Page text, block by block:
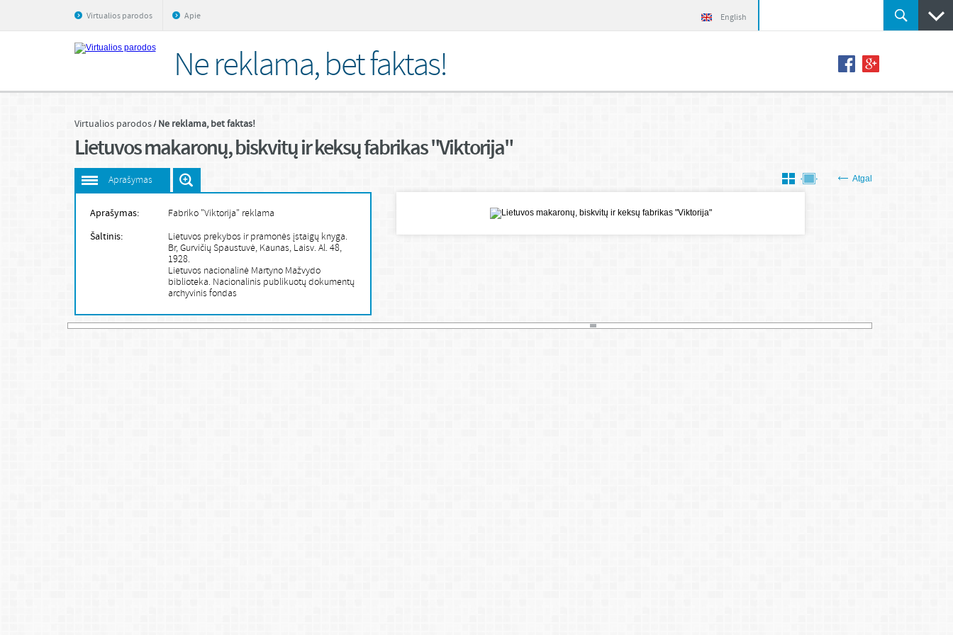
English
Virtualios parodos Apie
Ne reklama, bet faktas!
Virtualios parodos Ne reklama, bet faktas!
Lietuvos makaronų, biskvitų ir keksų fabrikas "Viktorija"
Aprašymas Atgal
Aprašymas: Fabriko "Viktorija" reklama
Šaltinis:
Lietuvos prekybos ir pramonės įstaigų knyga.
Br, Gurvičių Spaustuvė, Kaunas, Laisv. Al. 48,
1928.
Lietuvos nacionalinė Martyno Mažvydo
biblioteka. Nacionalinis publikuotų dokumentų
archyvinis fondas